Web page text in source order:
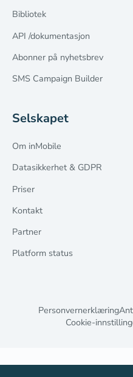
Bibliotek
API /dokumentasjon
Abonner på nyhetsbrev
SMS Campaign Builder
Selskapet
Om inMobile
Datasikkerhet & GDPR
Priser
Kontakt
Partner
Platform status
Personvernerklæring
Cookie-